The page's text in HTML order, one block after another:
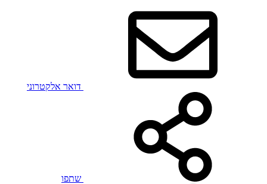
דואר אלקטרוני
שתפו